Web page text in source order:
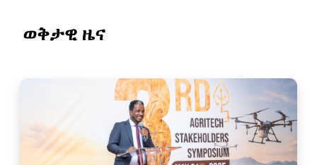
ወቅታዊ ዜና